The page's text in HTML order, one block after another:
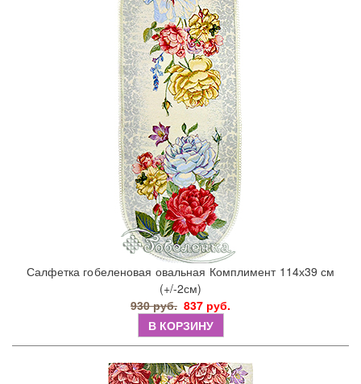
Салфетка гобеленовая овальная Комплимент 114х39 см
(+/-2см)
930 руб. 837 руб.
В КОРЗИНУ